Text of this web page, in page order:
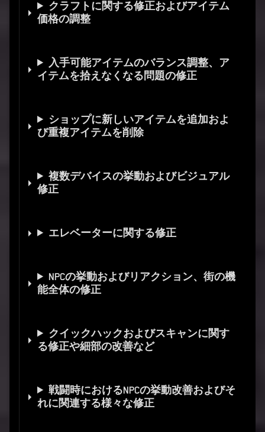
クラフトに関する修正およびアイテム
価格の調整
入手可能アイテムのバランス調整、ア
イテムを拾えなくなる問題の修正
ショップに新しいアイテムを追加およ
び重複アイテムを削除
複数デバイスの挙動およびビジュアル
修正
エレベーターに関する修正
NPCの挙動およびリアクション、街の機
能全体の修正
クイックハックおよびスキャンに関す
る修正や細部の改善など
戦闘時におけるNPCの挙動改善およびそ
れに関連する様々な修正